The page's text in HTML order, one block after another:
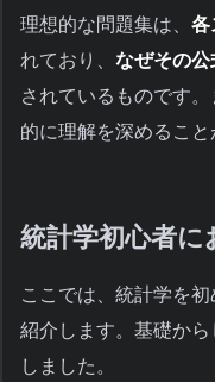
理想的な問題集は、 各
れており、 なぜその
されているものです
的に理解を深めること
統計学初心者
ここでは、統計学を
紹介します。基礎か
しました。